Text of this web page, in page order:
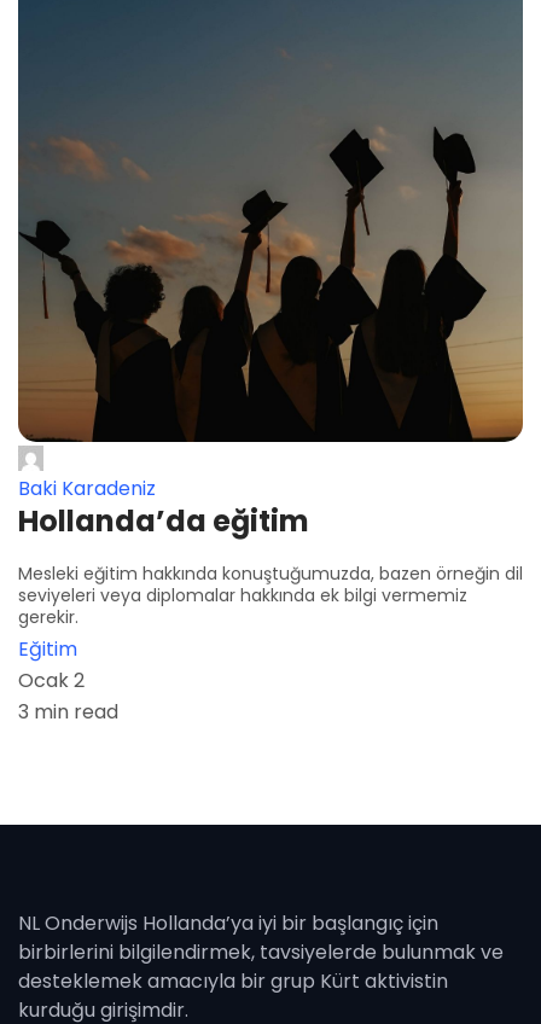
Baki Karadeniz
Hollanda’da eğitim
Mesleki eğitim hakkında konuştuğumuzda, bazen örneğin dil
seviyeleri veya diplomalar hakkında ek bilgi vermemiz
gerekir.
Eğitim
Ocak 2
3 min read
NL Onderwijs Hollanda’ya iyi bir başlangıç ​​için
birbirlerini bilgilendirmek, tavsiyelerde bulunmak ve
desteklemek amacıyla bir grup Kürt aktivistin
kurduğu girişimdir.